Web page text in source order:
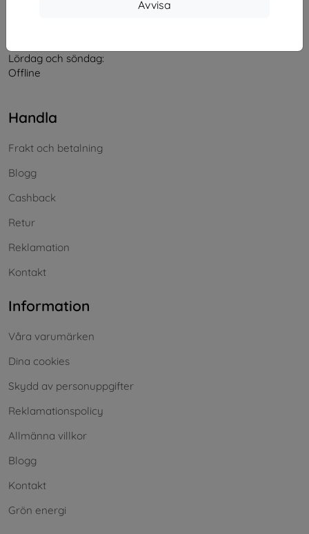
Avvisa
Lördag och söndag:
Offline
Handla
Frakt och betalning
Blogg
Cashback
Retur
Reklamation
Kontakt
Information
Våra varumärken
Dina cookies
Skydd av personuppgifter
Reklamationspolicy
Allmänna villkor
Blogg
Kontakt
Grön energi